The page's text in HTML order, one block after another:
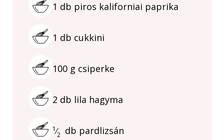
1 db piros kaliforniai paprika
1 db cukkini
100 g csiperke
2 db lila hagyma
1⁄2 db pardlizsán